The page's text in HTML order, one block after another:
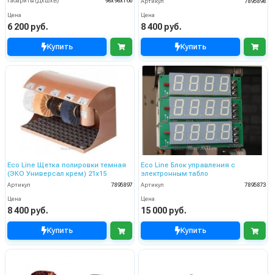
Цена
6 200 руб.
Купить
Цена
8 400 руб.
Купить
Eco Line Щетка полировки темная
(ЭКО Универсал крем) 21х15
Артикул 7895897
Цена
8 400 руб.
Купить
Eco Line Блок управления с
электронным табло
Артикул 7895873
Цена
15 000 руб.
Купить